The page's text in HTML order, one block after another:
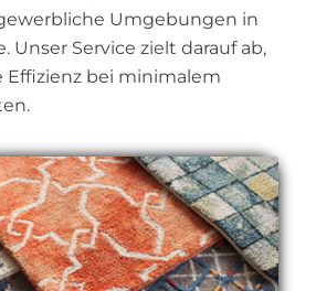
Umgebungen in
Unser Service zielt darauf ab,
Effizienz bei minimalem